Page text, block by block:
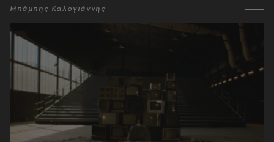
Μπάμπης Καλογιάννης